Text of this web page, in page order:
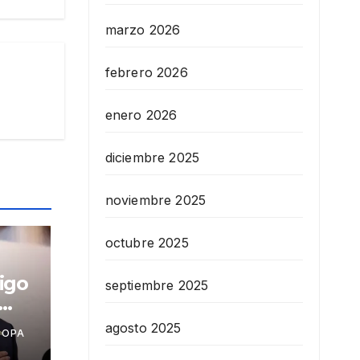
marzo 2026
febrero 2026
enero 2026
diciembre 2025
noviembre 2025
octubre 2025
septiembre 2025
agosto 2025